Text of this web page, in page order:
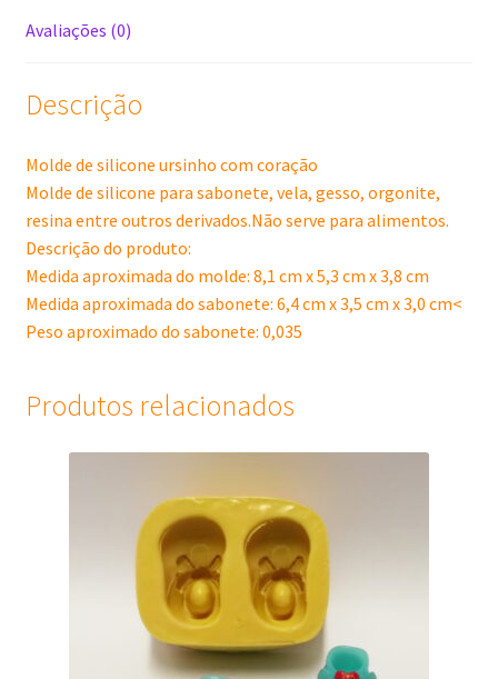
Avaliações (0)
Descrição
Molde de silicone ursinho com coração
Molde de silicone para sabonete, vela, gesso, orgonite,
resina entre outros derivados.Não serve para alimentos.
Descrição do produto:
Medida aproximada do molde: 8,1 cm x 5,3 cm x 3,8 cm
Medida aproximada do sabonete: 6,4 cm x 3,5 cm x 3,0 cm<
Peso aproximado do sabonete: 0,035
Produtos relacionados